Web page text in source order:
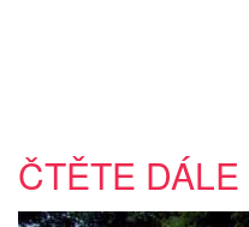
ČTĚTE DÁLE